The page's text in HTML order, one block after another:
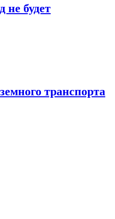
не будет
транспорта